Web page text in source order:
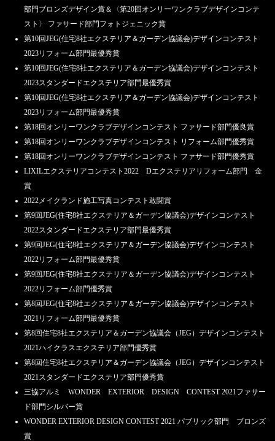
部門ブロンズデザイン賞＆〈第20回オンリーワンクラブデザインコンテ
スト〉 ファサード部門フォトジェニック賞
第10回JEG(住宅8社エクステリア＆ガーデン協議会)デザインコンテスト
2023リフォーム部門最優秀賞
第10回JEG(住宅8社エクステリア＆ガーデン協議会)デザインコンテスト
2023スタンダードエクステリア部門最優秀賞
第10回JEG(住宅8社エクステリア＆ガーデン協議会)デザインコンテスト
2023リフォーム部門最優秀賞
第18回オンリーワンクラブデザインコンテスト ファサード部門優良賞
第18回オンリーワンクラブデザインコンテスト リフォーム部門優秀賞
第18回オンリーワンクラブデザインコンテスト ファサード部門優秀賞
LIXILエクステリアコンテスト2022 Dエクステリアリフォーム部門 金
賞
2022メイクランド施工写真コンテスト敢闘賞
第9回JEG(住宅8社エクステリア＆ガーデン協議会)デザインコンテスト
2022スタンダードエクステリア部門最優秀賞
第9回JEG(住宅8社エクステリア＆ガーデン協議会)デザインコンテスト
2022リフォーム部門最優秀賞
第9回JEG(住宅8社エクステリア＆ガーデン協議会)デザインコンテスト
2022リフォーム部門優秀賞
第8回JEG(住宅8社エクステリア＆ガーデン協議会)デザインコンテスト
2021リフォーム部門最優秀賞
第8回住宅8社エクステリア＆ガーデン協議会（JEG）デザインコンテスト
2021ハイクラスエクステリア部門優秀賞
第8回住宅8社エクステリア＆ガーデン協議会（JEG）デザインコンテスト
2021スタンダードエクステリア部門優秀賞
三協アルミ WONDER EXTERIOR DESIGN CONTEST 2021ファサー
ド部門シルバー賞
WONDER EXTERIOR DESIGN CONTEST 2021 パブリック部門 ブロンズ
賞